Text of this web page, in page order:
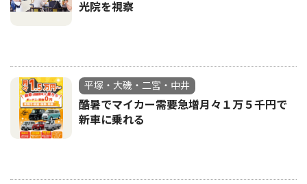
光院を視察
平塚・大磯・二宮・中井
酷暑でマイカー需要急増月々１万５千円で
新車に乗れる